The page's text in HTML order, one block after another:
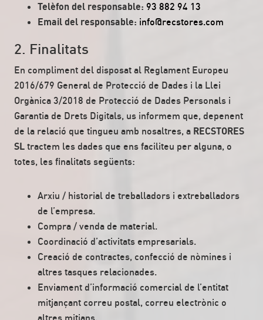
Telèfon del responsable: 93 882 94 13
Email del responsable: info@recstores.com
2. Finalitats
En compliment del disposat al Reglament Europeu
2016/679 General de Protecció de Dades i la Llei
Orgànica 3/2018 de Protecció de Dades Personals i
Garantia de Drets Digitals, us informem que, depenent
de la relació que tingueu amb nosaltres, a RECSTORES
SL tractem les dades que ens faciliteu per alguna, o
totes, les finalitats següents:
Arxiu / historial de treballadors i extreballadors
de l’empresa.
Compra / venda de material.
Coordinació d’activitats empresarials.
Creació de contractes, confecció de nòmines i
altres tasques relacionades.
Enviament d’informació comercial de l’entitat
mitjançant correu postal, correu electrònic o
altres mitjans.